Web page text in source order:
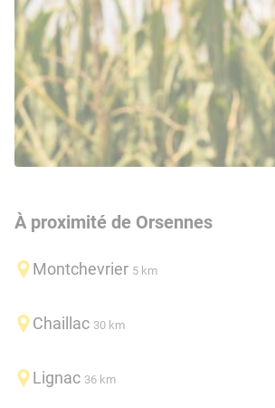
À proximité de Orsennes
Montchevrier 5 km
Chaillac 30 km
Lignac 36 km